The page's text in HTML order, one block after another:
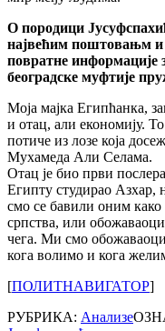
О породици
највећим поштовањм и
повратне информације
београдске муфтије
Моја мајка Египћанка,
и отац, али економију.
потиче из лозе која
Мухамеда Али Селама.
Отац је био први
Египту студирао Азхар,
смо се бавили оним
српства, или
чега. Ми смо
кога волимо и кога
[ПОЛИТНАВИГАТОР]
РУБРИКА: Анализе